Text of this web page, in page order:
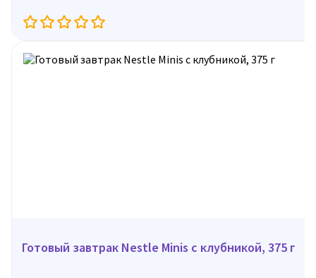
Готовый завтрак Nestle Minis с клубникой, 375 г